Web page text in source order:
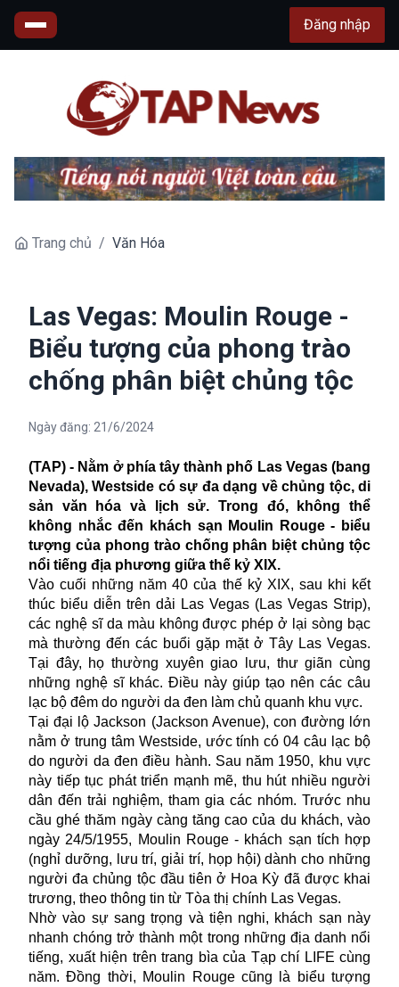
Đăng nhập
Trang chủ / Văn Hóa
Las Vegas: Moulin Rouge -
Biểu tượng của phong trào
chống phân biệt chủng tộc
Ngày đăng: 21/6/2024
(TAP) - Nằm ở phía tây thành phố Las Vegas (bang
Nevada), Westside có sự đa dạng về chủng tộc, di
sản văn hóa và lịch sử. Trong đó, không thể
không nhắc đến khách sạn Moulin Rouge - biểu
tượng của phong trào chống phân biệt chủng tộc
nổi tiếng địa phương giữa thế kỷ XIX.
Vào cuối những năm 40 của thế kỷ XIX, sau khi kết
thúc biểu diễn trên dải Las Vegas (Las Vegas Strip),
các nghệ sĩ da màu không được phép ở lại sòng bạc
mà thường đến các buổi gặp mặt ở Tây Las Vegas.
Tại đây, họ thường xuyên giao lưu, thư giãn cùng
những nghệ sĩ khác. Điều này giúp tạo nên các câu
lạc bộ đêm do người da đen làm chủ quanh khu vực.
Tại đại lộ Jackson (Jackson Avenue), con đường lớn
nằm ở trung tâm Westside, ước tính có 04 câu lạc bộ
do người da đen điều hành. Sau năm 1950, khu vực
này tiếp tục phát triển mạnh mẽ, thu hút nhiều người
dân đến trải nghiệm, tham gia các nhóm. Trước nhu
cầu ghé thăm ngày càng tăng cao của du khách, vào
ngày 24/5/1955, Moulin Rouge - khách sạn tích hợp
(nghỉ dưỡng, lưu trí, giải trí, họp hội) dành cho những
người đa chủng tộc đầu tiên ở Hoa Kỳ đã được khai
trương, theo thông tin từ Tòa thị chính Las Vegas.
Nhờ vào sự sang trọng và tiện nghi, khách sạn này
nhanh chóng trở thành một trong những địa danh nổi
tiếng, xuất hiện trên trang bìa của Tạp chí LIFE cùng
năm. Đồng thời, Moulin Rouge cũng là biểu tượng